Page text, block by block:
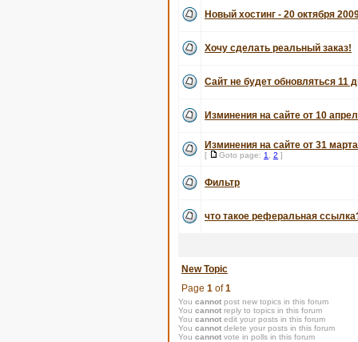
Новый хостинг - 20 октября
Хочу сделать реальный заказ!
Сайт не будет обновляться 11
Изминения на сайте от 10
Изминения на сайте от 31
[ Goto page: 1 2 ]
Фильтр
что такое реферальная
New Topic
Page 1 of1
You cannot post new topics in this forum
You cannot reply to topics in this forum
You cannot edit your posts in this forum
You cannot delete your posts in this forum
You cannot vote in polls in this forum